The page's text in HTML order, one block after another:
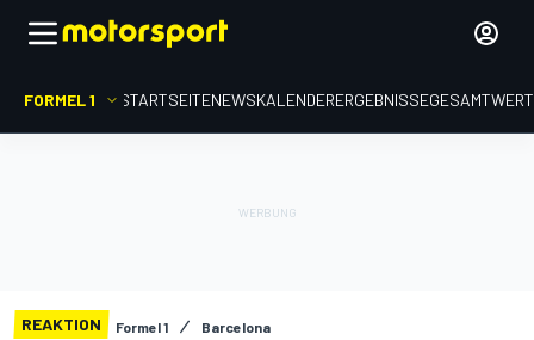
FORMEL 1 STARTSEITENEWSKALENDERERGEBNISSE
REAKTION Formel 1 Barcelona